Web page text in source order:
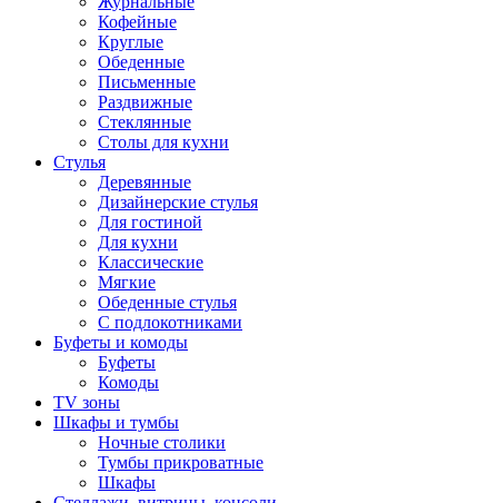
Кофейные
Круглые
Обеденные
Письменные
Раздвижные
Стеклянные
Столы для кухни
Стулья
Деревянные
Дизайнерские стулья
Для гостиной
Для кухни
Классические
Мягкие
Обеденные стулья
С подлокотниками
Буфеты и комоды
Буфеты
Комоды
TV зоны
Шкафы и тумбы
Ночные столики
Тумбы прикроватные
Шкафы